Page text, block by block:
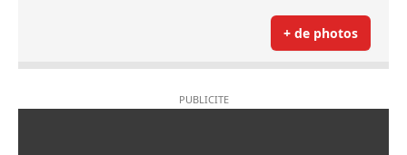
+ de photos